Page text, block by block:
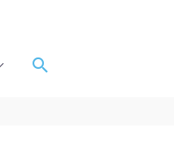
Rechercher